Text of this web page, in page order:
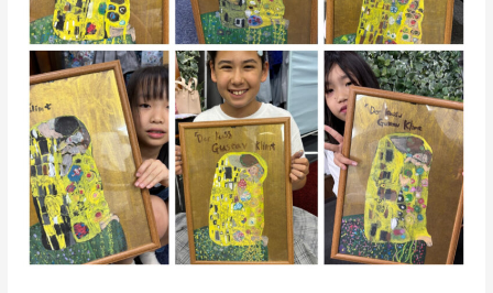
│K-
ART
PLATINUM